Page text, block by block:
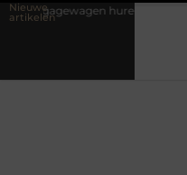
Nieuwe
artikelenKies de juiste aanhanger